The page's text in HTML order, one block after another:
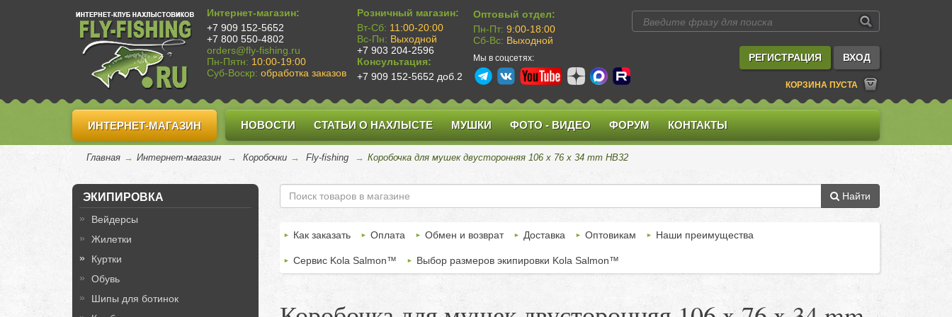
Интернет-магазин:
+7 909 152-5652
+7 800 550-4802
orders@fly-fishing.ru
Пн-Пятн: 10:00-19:00
Суб-Воскр: обработка заказов
Розничный магазин:
Вт-Сб: 11:00-20:00
Вс-Пн: Выходной
+7 903 204-2596
Консультация:
+7 909 152-5652 доб.2
Оптовый отдел:
Пн-Пт: 9:00-18:00
Сб-Вс: Выходной
Мы в соцсетях: РЕГИСТРАЦИЯ ВХОД
КОРЗИНА ПУСТА
ИНТЕРНЕТ-МАГАЗИН НОВОСТИ СТАТЬИ О НАХЛЫСТЕ МУШКИ ФОТО - ВИДЕО ФОРУМ КОНТАКТЫ
Главная → Интернет-магазин → Коробочки → Fly-fishing → Коробочка для мушек двусторонняя 106 x 76 x 34 mm HB32
ЭКИПИРОВКА
Вейдерсы
Жилетки
Куртки
Обувь
Шипы для ботинок
Найти
Как заказать Оплата Обмен и возврат Доставка Оптовикам Наши преимущества
Сервис Kola Salmon™ Выбор размеров экипировки Kola Salmon™